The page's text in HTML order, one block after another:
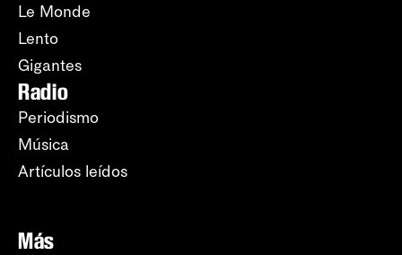
Le Monde
Lento
Gigantes
Radio
Periodismo
Música
Artículos leídos
Más